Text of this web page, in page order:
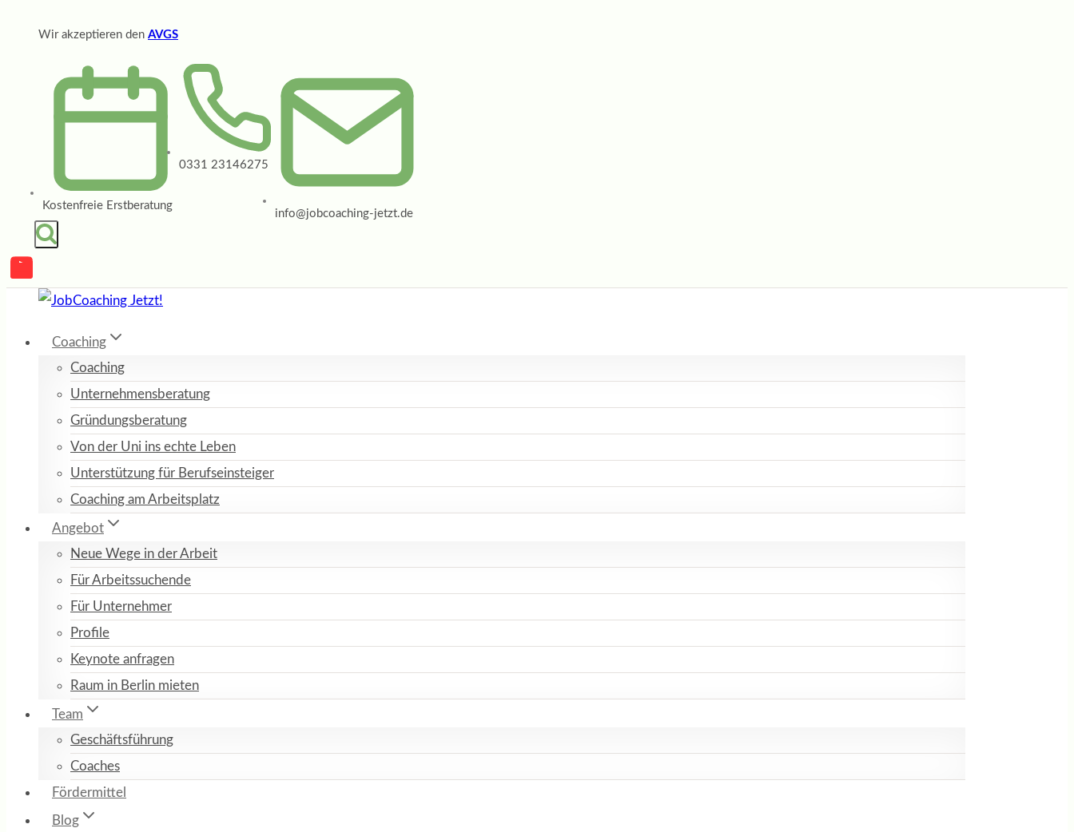
Wir akzeptieren den AVGS
Kostenfreie Erstberatung
0331 23146275
info@jobcoaching-jetzt.de
Coaching
Coaching
Unternehmensberatung
Gründungsberatung
Von der Uni ins echte Leben
Unterstützung für Berufseinsteiger
Coaching am Arbeitsplatz
Angebot
Neue Wege in der Arbeit
Für Arbeitssuchende
Für Unternehmer
Profile
Keynote anfragen
Raum in Berlin mieten
Team
Geschäftsführung
Coaches
Fördermittel
Blog